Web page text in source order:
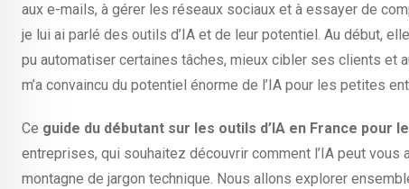
aux e-mails, à gérer les réseaux sociaux et à essayer de
je lui ai parlé des outils d’IA et de leur potentiel. Au début,
pu automatiser certaines tâches, mieux cibler ses clients et
m’a convaincu du potentiel énorme de l’IA pour les petites
Ce guide du débutant sur les outils d’IA en France pour
entreprises, qui souhaitez découvrir comment l’IA peut
montagne de jargon technique. Nous allons explorer